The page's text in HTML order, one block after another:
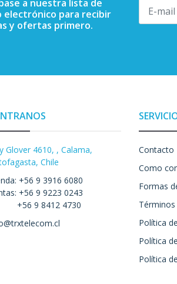
a nuestra lista de
electrónico para recibir
y ofertas primero.
Glover 4610, , Calama,
Chile
+56 9 3916 6080
+56 9 9223 0243
9 8412 4730
Contacto
Como
Formas
Política
Política
Política